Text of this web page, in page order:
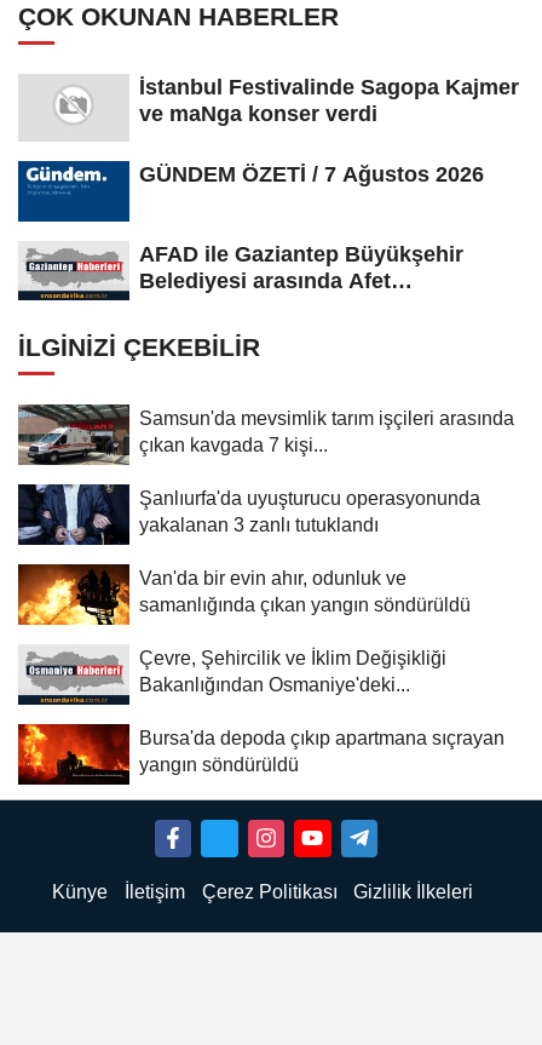
ÇOK OKUNAN HABERLER
İstanbul Festivalinde Sagopa Kajmer
ve maNga konser verdi
GÜNDEM ÖZETİ / 7 Ağustos 2026
AFAD ile Gaziantep Büyükşehir
Belediyesi arasında Afet
İLGINIZI ÇEKEBILIR
Samsun'da mevsimlik tarım işçileri arasında
çıkan kavgada 7 kişi...
Şanlıurfa'da uyuşturucu operasyonunda
yakalanan 3 zanlı tutuklandı
Van'da bir evin ahır, odunluk ve
samanlığında çıkan yangın söndürüldü
Çevre, Şehircilik ve İklim Değişikliği
Bakanlığından Osmaniye'deki...
Bursa'da depoda çıkıp apartmana sıçrayan
yangın söndürüldü
Künye İletişim Çerez Politikası Gizlilik İlkeleri